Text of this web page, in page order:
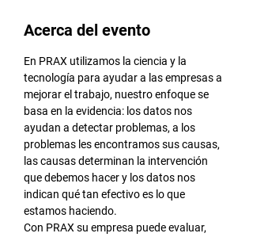
Acerca del evento
En PRAX utilizamos la ciencia y la
tecnología para ayudar a las empresas a
mejorar el trabajo, nuestro enfoque se
basa en la evidencia: los datos nos
ayudan a detectar problemas, a los
problemas les encontramos sus causas,
las causas determinan la intervención
que debemos hacer y los datos nos
indican qué tan efectivo es lo que
estamos haciendo.
Con PRAX su empresa puede evaluar,